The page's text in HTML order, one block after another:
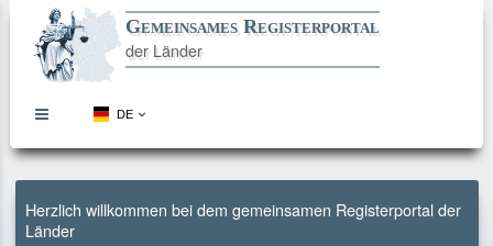
Gemeinsames Registerportal
der Länder
button
DE
Direkt
zum
Direkt
zur
Direkt
zur
Direkt
zum
Herzlich willkommen bei dem gemeinsamen Registerportal der
Länder